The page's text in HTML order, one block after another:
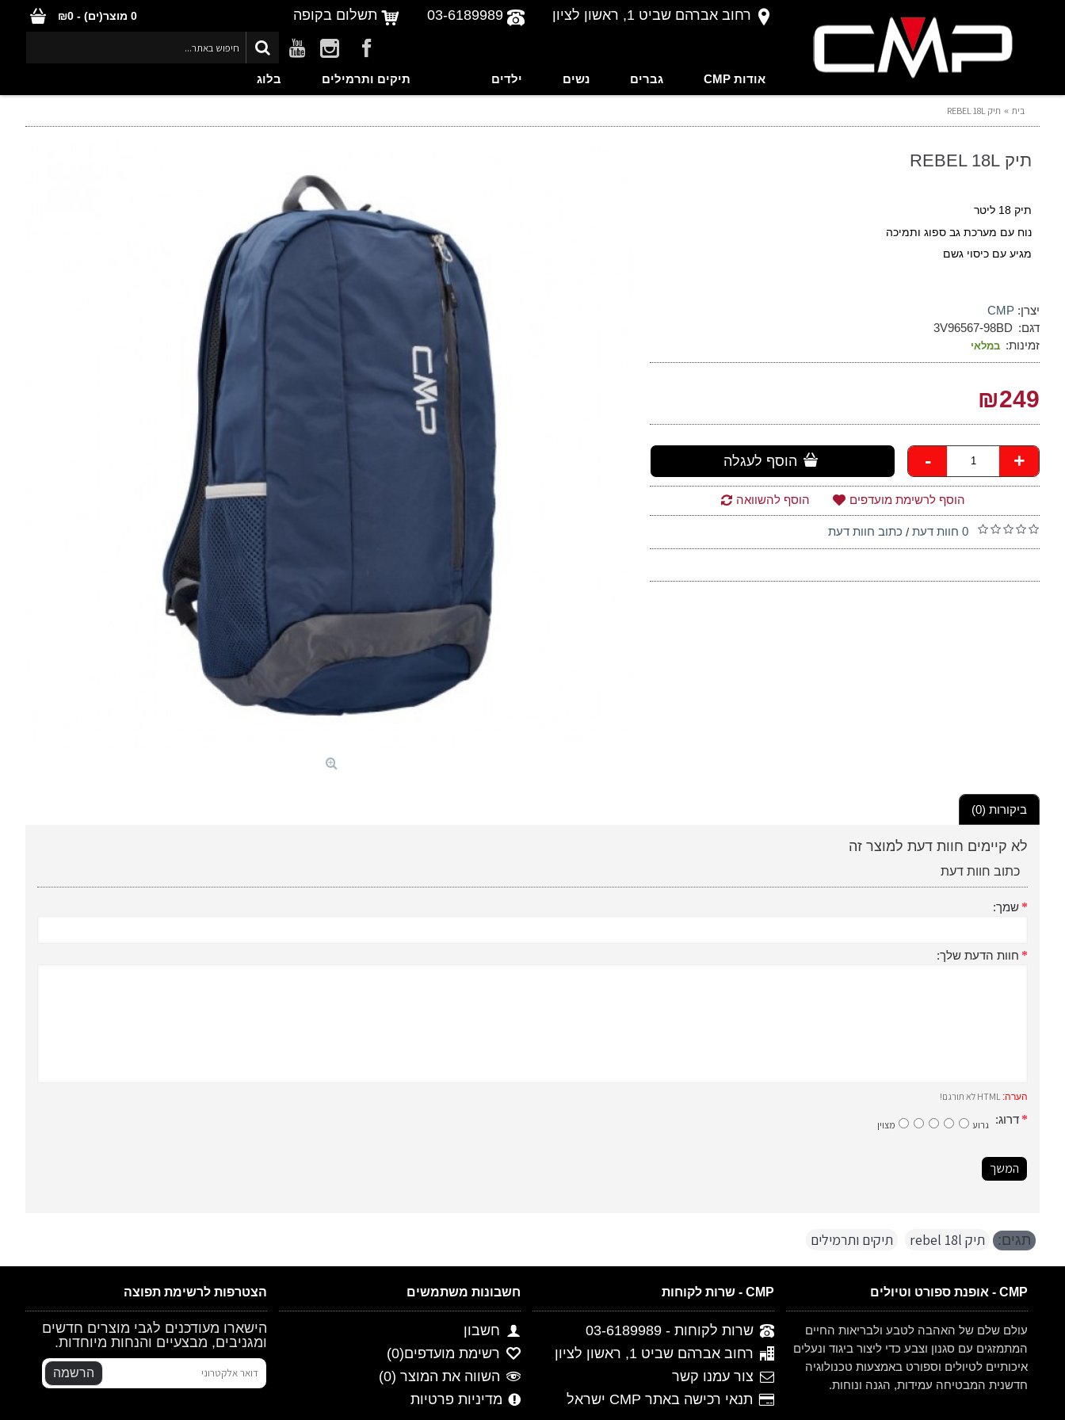
רחוב אברהם שביט 1, ראשון לציון 03-6189989 תשלום בקופה 0 מוצר(ים) - ₪0
אודות CMP גברים נשים ילדים תיקים ותרמילים בלוג
בית תיק REBEL 18L
תיק REBEL 18L
תיק 18 ליטר
נוח עם מערכת גב ספוג ותמיכה
מגיע עם כיסוי גשם
יצרן: CMP
דגם: 3V96567-98BD
זמינות: במלאי
₪249
- + הוסף לעגלה
הוסף לרשימת מועדפים הוסף להשוואה
0 חוות דעת / כתוב חוות דעת
ביקורות (0)
לא קיימים חוות דעת למוצר זה
כתוב חוות דעת
שמך:
חוות הדעת שלך:
הערה:
דרוג: גרוע מצוין
המשך
תגים: תיק rebel 18l תיקים ותרמילים
CMP - אופנת ספורט וטיולים
עולם שלם של האהבה לטבע ולבריאות החיים
המתמזגים עם סגנון וצבע כדי ליצור ביגוד ונעלים
איכותיים לטיולים וספורט באמצעות טכנולוגיה
חדשנית המבטיחה עמידות, הגנה ונוחות.
CMP - שרות לקוחות
שרות לקוחות - 03-6189989
רחוב אברהם שביט 1, ראשון לציון
צור עמנו קשר
תנאי רכישה באתר CMP ישראל
חשבונות משתמשים
חשבון
רשימת מועדפים(0
)
השווה את המוצר (0
)
מדיניות פרטיות
הצטרפות לרשימת תפוצה
הישארו מעודכנים לגבי מוצרים חדשים
ומגניבים, מבצעיים והנחות מיוחדות.
הרשמה